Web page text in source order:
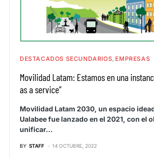
DESTACADOS SECUNDARIOS EMPRESAS
Movilidad Latam: Estamos en una
as a service”
Movilidad Latam 2030, un espacio
Ualabee fue lanzado en el 2021, con el
unificar…
BY STAFF 14 OCTUBRE, 2022